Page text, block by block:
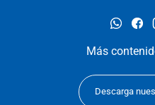
Más
Descarga